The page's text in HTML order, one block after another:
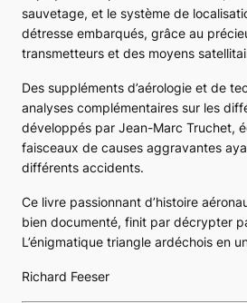
sauvetage, et le système de
détresse embarqués, grâce au
transmetteurs et des moyens
Des suppléments d’aérologie et de
analyses complémentaires sur les
développés par Jean-Marc Truchet,
faisceaux de causes aggravantes
différents accidents.
Ce livre passionnant d’histoire
bien documenté, finit par décrypter
L’énigmatique triangle ardéchois en
Richard Feeser